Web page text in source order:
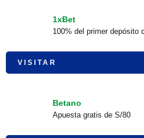
1xBet
100% del primer depósito
VISITAR
Betano
Apuesta gratis de S/80